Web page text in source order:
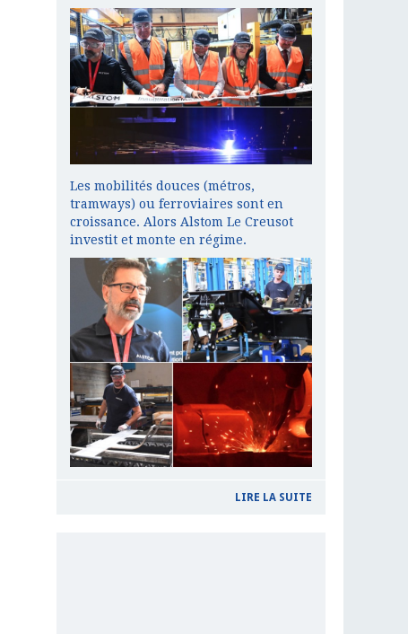
Les mobilités douces (métros,
tramways) ou ferroviaires sont en
croissance. Alors Alstom Le Creusot
investit et monte en régime.
LIRE LA SUITE